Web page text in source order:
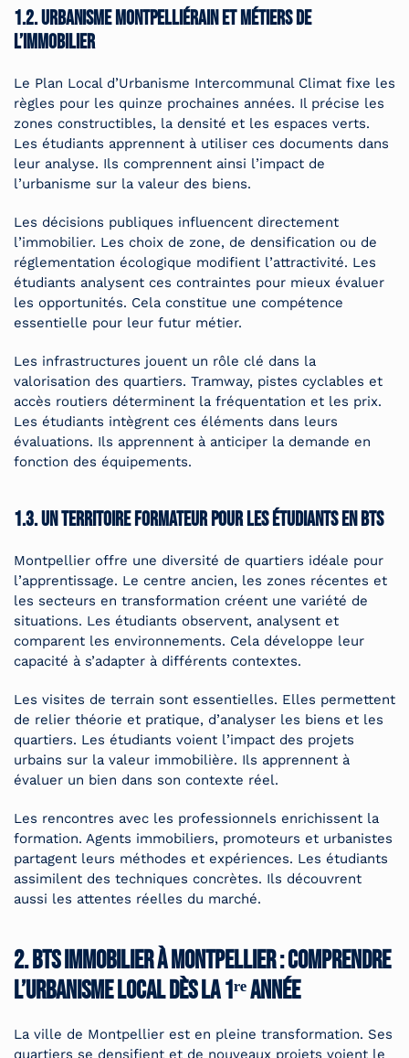
1.2. Urbanisme montpelliérain et métiers de
l’immobilier
Le Plan Local d’Urbanisme Intercommunal Climat fixe les
règles pour les quinze prochaines années. Il précise les
zones constructibles, la densité et les espaces verts.
Les étudiants apprennent à utiliser ces documents dans
leur analyse. Ils comprennent ainsi l’impact de
l’urbanisme sur la valeur des biens.
Les décisions publiques influencent directement
l’immobilier. Les choix de zone, de densification ou de
réglementation écologique modifient l’attractivité. Les
étudiants analysent ces contraintes pour mieux évaluer
les opportunités. Cela constitue une compétence
essentielle pour leur futur métier.
Les infrastructures jouent un rôle clé dans la
valorisation des quartiers. Tramway, pistes cyclables et
accès routiers déterminent la fréquentation et les prix.
Les étudiants intègrent ces éléments dans leurs
évaluations. Ils apprennent à anticiper la demande en
fonction des équipements.
1.3. Un territoire formateur pour les étudiants en BTS
Montpellier offre une diversité de quartiers idéale pour
l’apprentissage. Le centre ancien, les zones récentes et
les secteurs en transformation créent une variété de
situations. Les étudiants observent, analysent et
comparent les environnements. Cela développe leur
capacité à s’adapter à différents contextes.
Les visites de terrain sont essentielles. Elles permettent
de relier théorie et pratique, d’analyser les biens et les
quartiers. Les étudiants voient l’impact des projets
urbains sur la valeur immobilière. Ils apprennent à
évaluer un bien dans son contexte réel.
Les rencontres avec les professionnels enrichissent la
formation. Agents immobiliers, promoteurs et urbanistes
partagent leurs méthodes et expériences. Les étudiants
assimilent des techniques concrètes. Ils découvrent
aussi les attentes réelles du marché.
2. BTS immobilier à Montpellier : comprendre
l’urbanisme local dès la 1ʳᵉ année
La ville de Montpellier est en pleine transformation. Ses
quartiers se densifient et de nouveaux projets voient le